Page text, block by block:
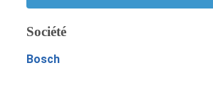
Société
Bosch